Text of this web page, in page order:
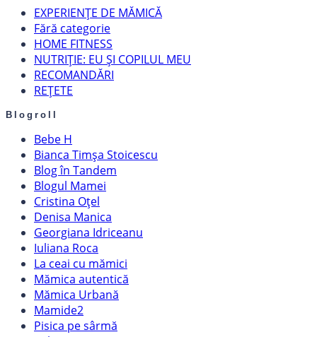
EXPERIENȚE DE MĂMICĂ
Fără categorie
HOME FITNESS
NUTRIȚIE: EU ȘI COPILUL MEU
RECOMANDĂRI
REȚETE
Blogroll
Bebe H
Bianca Timșa Stoicescu
Blog în Tandem
Blogul Mamei
Cristina Oțel
Denisa Manica
Georgiana Idriceanu
Iuliana Roca
La ceai cu mămici
Mămica autentică
Mămica Urbană
Mamide2
Pisica pe sârmă